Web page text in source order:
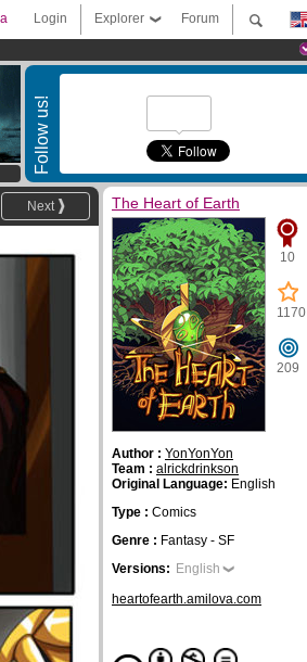
Forum
Explorer
Login
Follow us!
Next The Heart of Earth
10
1170
209
Author : YonYonYon
Team : alrickdrinkson
Original Language: English
Type : Comics
Genre : Fantasy - SF
Versions: English
heartofearth.amilova.com